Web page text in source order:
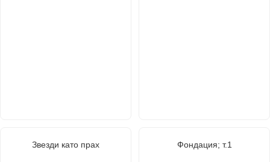
Звезди като прах Фондация; т.1